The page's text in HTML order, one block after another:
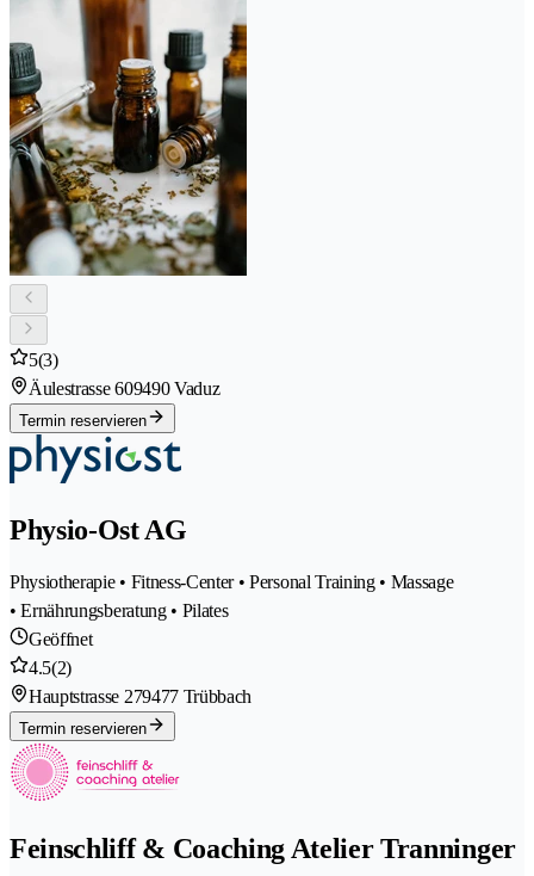
5(3)
Äulestrasse 609490 Vaduz
Termin reservieren
Physio-Ost AG
Physiotherapie • Fitness-Center • Personal Training • Massage
• Ernährungsberatung • Pilates
Geöffnet
4.5(2)
Hauptstrasse 279477 Trübbach
Termin reservieren
Feinschliff & Coaching Atelier Tranninger